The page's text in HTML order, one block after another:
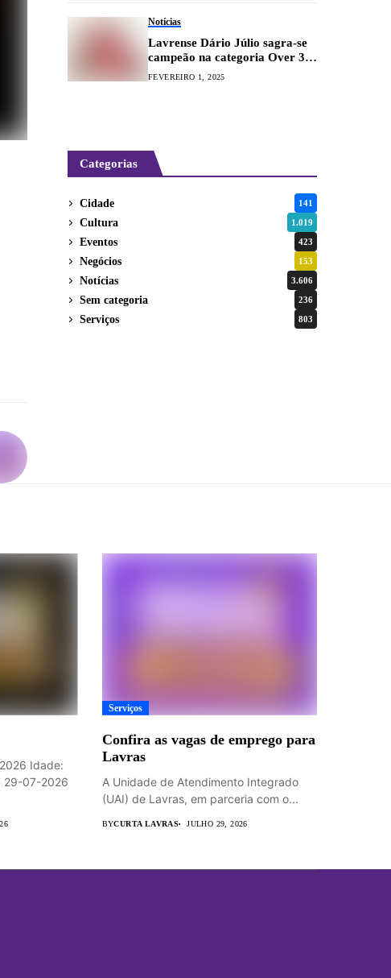
Notícias
Lavrense Dário Júlio sagra-se
campeão na categoria Over 35
do Rally Piocerá 2025
FEVEREIRO 1, 2025
Categorias
Cidade 141
Cultura 1.019
Eventos 423
Negócios 153
Notícias 3.606
Sem categoria 236
Serviços 803
Idade:
29-07-2026
Serviços
Confira as vagas de emprego para
Lavras
A Unidade de Atendimento Integrado
(UAI) de Lavras, em parceria com o...
BYCURTA LAVRAS JULHO 29, 2026